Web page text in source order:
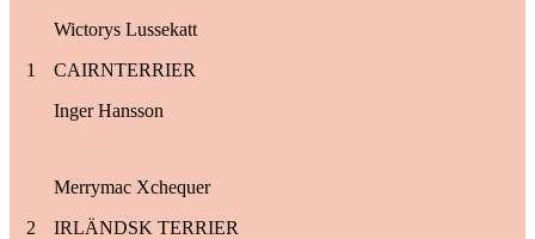
1
Wictorys Lussekatt
CAIRNTERRIER
Inger Hansson
2
Merrymac Xchequer
IRLÄNDSK TERRIER